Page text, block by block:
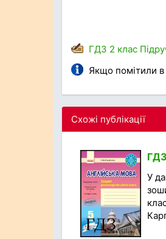
ГДЗ 2 клас
Якщо помітили в
Схожі публікації
У